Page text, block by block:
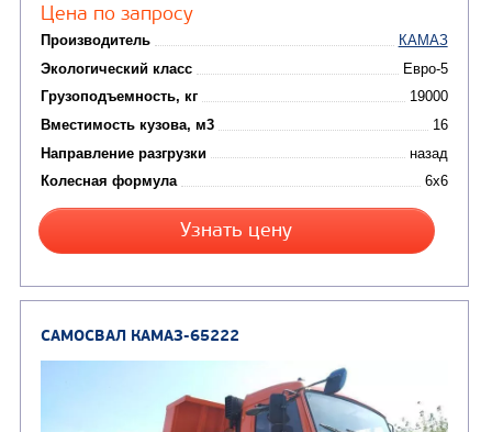
Молоковозы, водовозы
Автогудронаторы(8)
Каналопромывочные